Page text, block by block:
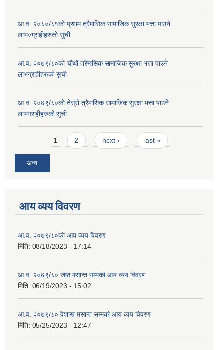
आ.व. २०८०/८१को प्रथम त्रैमासिक सामाजिक सुरक्षा भत्ता पाउने
लाभvग्राहीहरुको सुची
आ.व. २०७९/८०को चौथों त्रैमासिक सामाजिक सुरक्षा भत्ता पाउने
लाभग्राहीहरुको सुची
आ.व. २०७९/८०को तेस्रो त्रैमासिक सामाजिक सुरक्षा भत्ता पाउने
लाभग्राहीहरुको सुची
Pages1 2 next › last »
अन्य
आय व्यय विवरण
आ.व. २०७९/८०को आय व्यय विवरण
मिति: 08/18/2023 - 17:14
आ.व. २०७९/८० जेष्ठ मसान्त सम्मको आय व्यय विवरण
मिति: 06/19/2023 - 15:02
आ.व. २०७९/८० वैशाख मसान्त सम्मको आय व्यय विवरण
मिति: 05/25/2023 - 12:47